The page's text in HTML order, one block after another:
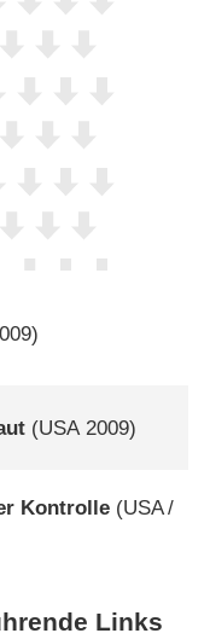
(USA 2009)
Kontrolle (USA/
Links